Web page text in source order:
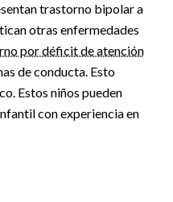
trastorno bipolar a
otras enfermedades
por déficit de atención
de conducta. Esto
Estos niños pueden
con experiencia en